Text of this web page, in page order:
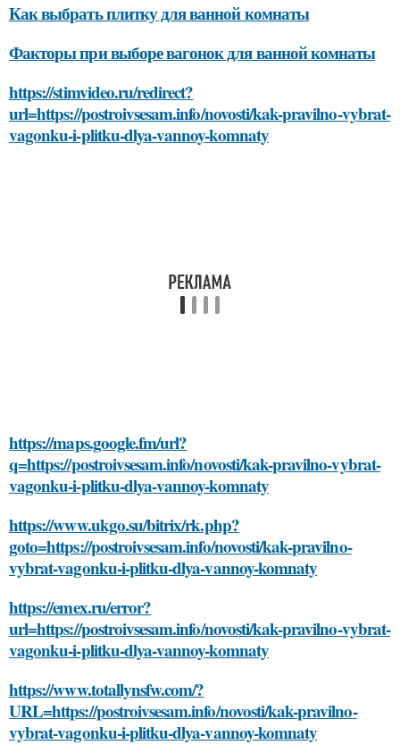
Как выбрать плитку для ванной комнаты
Факторы при выборе вагонок для ванной комнаты
https://stimvideo.ru/redirect?
url=https://postroivsesam.info/novosti/kak-pravilno-vybrat-
vagonku-i-plitku-dlya-vannoy-komnaty
https://maps.google.fm/url?
q=https://postroivsesam.info/novosti/kak-pravilno-vybrat-
vagonku-i-plitku-dlya-vannoy-komnaty
https://www.ukgo.su/bitrix/rk.php?
goto=https://postroivsesam.info/novosti/kak-pravilno-
vybrat-vagonku-i-plitku-dlya-vannoy-komnaty
https://emex.ru/error?
url=https://postroivsesam.info/novosti/kak-pravilno-vybrat-
vagonku-i-plitku-dlya-vannoy-komnaty
https://www.totallynsfw.com/?
URL=https://postroivsesam.info/novosti/kak-pravilno-
vybrat-vagonku-i-plitku-dlya-vannoy-komnaty